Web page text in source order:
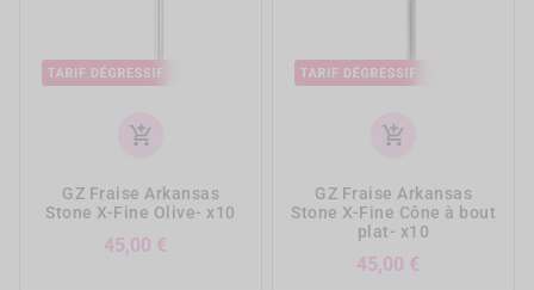
add_shopping_cart
GZ Fraise Arkansas
Stone X-Fine Olive- x10
45,00 €
add_shopping_cart
GZ Fraise Arkansas
Stone X-Fine Cône à bout
plat- x10
45,00 €